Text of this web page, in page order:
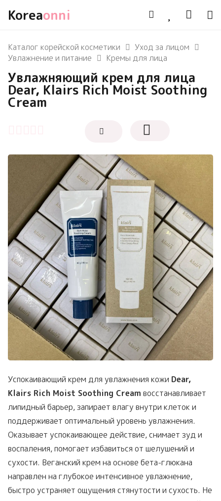
Koreaonni
Каталог корейской косметики
Уход за лицом
Увлажнение и питание
Кремы для лица
Увлажняющий крем для лица
Dear, Klairs Rich Moist Soothing
Cream
Успокаивающий крем для увлажнения кожи Dear,
Klairs Rich Moist Soothing Cream восстанавливает
липидный барьер, запирает влагу внутри клеток и
поддерживает оптимальный уровень увлажнения.
Оказывает успокаивающее действие, снимает зуд и
воспаления, помогает избавиться от шелушений и
сухости. Веганский крем на основе бета-глюкана
направлен на глубокое интенсивное увлажнение,
быстро устраняет ощущения стянутости и сухость. Не